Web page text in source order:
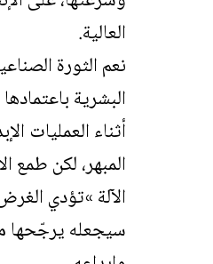
العالية.
نعم الثورة
البشرية
أثناء العمليات
المبهر، لكن طمع
الآلة»تؤدي
سيجعله يرجّحها